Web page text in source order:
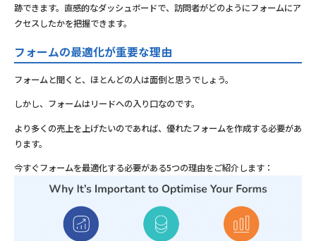
跡できます。直感的なダッシュボードで、訪問者がどのようにフォームにア
クセスしたかを把握できます。
フォームの最適化が重要な理由
フォームと聞くと、ほとんどの人は面倒と思うでしょう。
しかし、フォームはリードへの入り口なのです。
より多くの売上を上げたいのであれば、優れたフォームを作成する必要があ
ります。
今すぐフォームを最適化する必要がある5つの理由をご紹介します：